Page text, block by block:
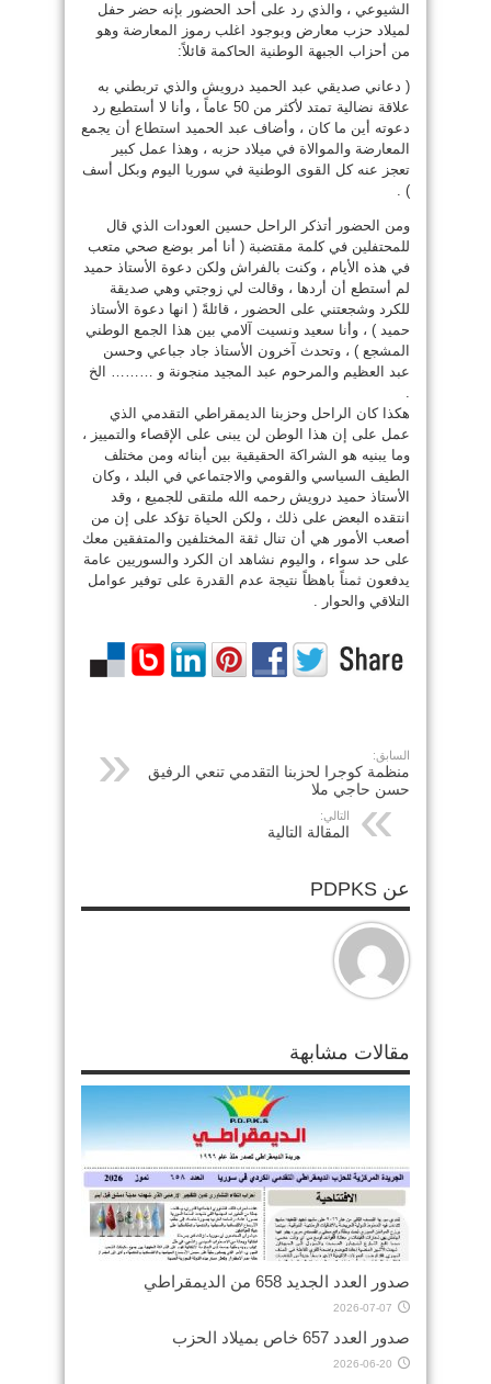
الشيوعي ، والذي رد على أحد الحضور بإنه حضر حفل
لميلاد حزب معارض وبوجود اغلب رموز المعارضة وهو
من أحزاب الجبهة الوطنية الحاكمة قائلاً:
( دعاني صديقي عبد الحميد درويش والذي تربطني به
علاقة نضالية تمتد لأكثر من 50 عاماً ، وأنا لا أستطيع رد
دعوته أين ما كان ، وأضاف عبد الحميد استطاع أن يجمع
المعارضة والموالاة في ميلاد حزبه ، وهذا عمل كبير
تعجز عنه كل القوى الوطنية في سوريا اليوم وبكل أسف
) .
ومن الحضور أتذكر الراحل حسين العودات الذي قال
للمحتفلين في كلمة مقتضبة ( أنا أمر بوضع صحي متعب
في هذه الأيام ، وكنت بالفراش ولكن دعوة الأستاذ حميد
لم أستطع أن أردها ، وقالت لي زوجتي وهي صديقة
للكرد وشجعتني على الحضور ، قائلةً ( انها دعوة الأستاذ
حميد ) ، وأنا سعيد ونسيت آلامي بين هذا الجمع الوطني
المشجع ) ، وتحدث آخرون الأستاذ جاد جباعي وحسن
عبد العظيم والمرحوم عبد المجيد منجونة و ……… الخ
.
هكذا كان الراحل وحزبنا الديمقراطي التقدمي الذي
عمل على إن هذا الوطن لن يبنى على الإقصاء والتمييز ،
وما يبنيه هو الشراكة الحقيقية بين أبنائه ومن مختلف
الطيف السياسي والقومي والاجتماعي في البلد ، وكان
الأستاذ حميد درويش رحمه الله ملتقى للجميع ، وقد
انتقده البعض على ذلك ، ولكن الحياة تؤكد على إن من
أصعب الأمور هي أن تنال ثقة المختلفين والمتفقين معك
على حد سواء ، واليوم نشاهد ان الكرد والسوريين عامة
يدفعون ثمناً باهظاً نتيجة عدم القدرة على توفير عوامل
التلاقي والحوار .
السابق:
منظمة كوجرا لحزبنا التقدمي تنعي الرفيق
حسن حاجي ملا
التالي:
المقالة التالية
عن PDPKS
مقالات مشابهة
صدور العدد الجديد 658 من الديمقراطي
2026-07-07
صدور العدد 657 خاص بميلاد الحزب
2026-06-20